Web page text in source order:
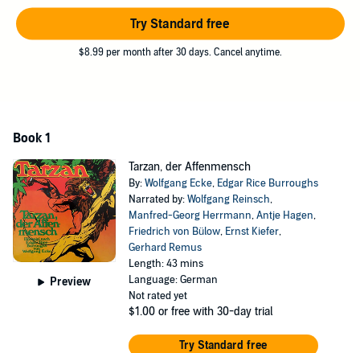
muss angenommen werden, dass der Segler, auf dem er reiste, in
einen Sturm geriet und kenterte." Aus diesen nüchternen Worten
des britischen Kolonialamtes lässt sich kaum etwas über das
tatsächliche Geschehen entnehmen, weder über die Qualität des
So aufregend beginnt das erste unserer Hörspiele der
Abenteuerserie: Hört die Legende von Lord Greystoke, der bei den
Affen im Urwald aufwuchs und zum Herrn desselben wurde!
©2020 All Ears GmbH (P)2020 All Ears GmbH
Try Standard free
$8.99 per month after 30 days. Cancel anytime.
Book 1
Preview
Tarzan, der Affenmensch
By:Wolfgang Ecke, Edgar Rice Burroughs
Narrated by:Wolfgang Reinsch,
Manfred-Georg Herrmann,Antje Hagen,
Friedrich von Bülow, Ernst Kiefer,
Gerhard Remus
Length: 43 mins
Language: German
Not rated yet
$1.00 or free with 30-day trial
Try Standard free